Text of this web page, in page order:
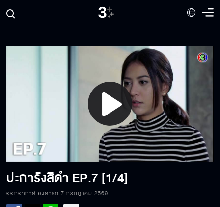
Play
Video
ปะการังสีดำ EP.7 [1/4]
ออกอากาศ อังคารที่ 7 กรกฎาคม 2569